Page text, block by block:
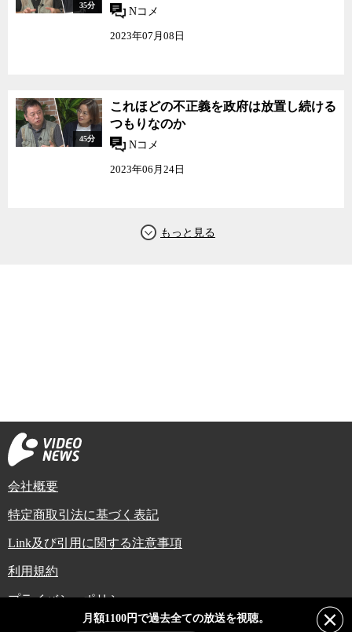
35分
Nコメ
2023年07月08日
45分
これほどの不正義を政府は放置し続ける
つもりなのか
Nコメ
2023年06月24日
会社概要
特定商取引法に基づく表記
Link及び引用に関する注意事項
利用規約
プライバシーポリシー
Copyright (C) Video News Network. All rights reserved.
月額1100円で過去全ての放送を視聴。